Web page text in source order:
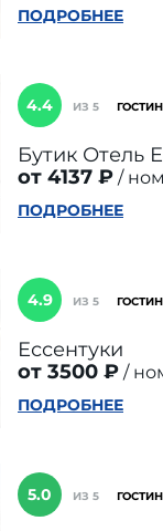
ПОДРОБНЕЕ
4.4 ИЗ 5
Бутик Отель
от 4137 ₽
ПОДРОБНЕЕ
4.9 ИЗ 5
Ессентуки
от 3500 ₽
ПОДРОБНЕЕ
5.0 ИЗ 5